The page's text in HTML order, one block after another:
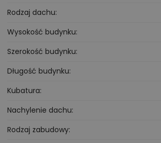
Rodzaj dachu
Wysokość budynku
Szerokość budynku
Długość budynku
Kubatura
Nachylenie dachu
Rodzaj zabudowy